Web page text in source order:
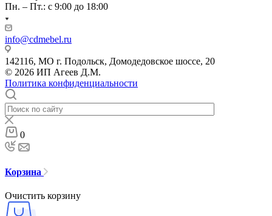
Пн. – Пт.: с 9:00 до 18:00
info@cdmebel.ru
142116, МО г. Подольск, Домодедовское шоссе, 20
© 2026 ИП Агеев Д.М.
Политика конфиденциальности
0
Корзина
Очистить корзину